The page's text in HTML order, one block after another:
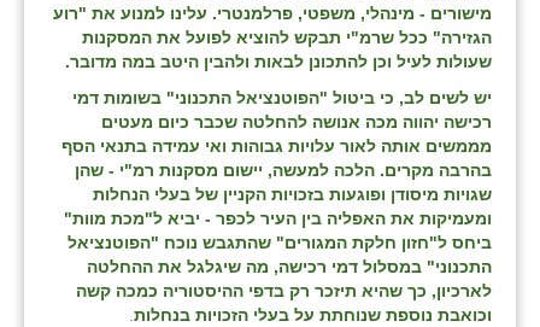
מישורים - מינהלי, משפטי, פרלמנטרי. עלינו למנוע את "רוע
הגזירה" ככל שרמ"י תבקש להוציא לפועל את המסקנות
שעולות לעיל וכן להתכונן לבאות ולהבין היטב במה מדובר.
יש לשים לב, כי ביטול "הפוטנציאל התכנוני" בשומות דמי
רכישה יהווה מכה אנושה להחלטה שכבר כיום מעטים
מממשים אותה לאור עלויות גבוהות ואי עמידה בתנאי הסף
בהרבה מקרים. הלכה למעשה, יישום מסקנות רמ"י - שהן
שגויות מיסודן ופוגעות בזכויות הקניין של בעלי הנחלות
ומעמיקות את האפליה בין העיר לכפר - יביא ל"מכת מוות"
ביחס ל"חזון חלקת המגורים" שהתגבש נוכח "הפוטנציאל
התכנוני" במסלול דמי רכישה, מה שיגלגל את ההחלטה
לארכיון, כך שהיא תיזכר רק בדפי ההיסטוריה כמכה קשה
וכואבת נוספת שנוחתת על בעלי הזכויות בנחלות
כפר מישר
כפר מע״ש
כפר מרדכי
כפר סבא (אגרא)
כפר שמריהו
מגשימים
מישר